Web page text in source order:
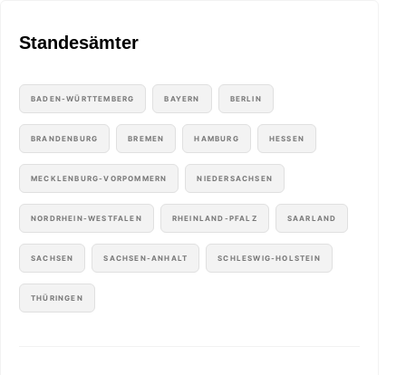
Standesämter
BADEN-WÜRTTEMBERG BAYERN BERLIN
BRANDENBURG BREMEN HAMBURG HESSEN
MECKLENBURG-VORPOMMERN NIEDERSACHSEN
NORDRHEIN-WESTFALEN RHEINLAND-PFALZ SAARLAND
SACHSEN SACHSEN-ANHALT SCHLESWIG-HOLSTEIN
THÜRINGEN